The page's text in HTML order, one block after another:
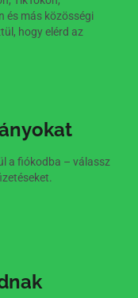
és más közösségi
hogy elérd az
a fiókodba – válassz